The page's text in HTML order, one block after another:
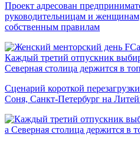
Проект адресован
руководительницам и
собственным правилам
Каждый третий отпускник
Северная столица держится в
Сценарий короткой
Соня, Санкт-Петербург на